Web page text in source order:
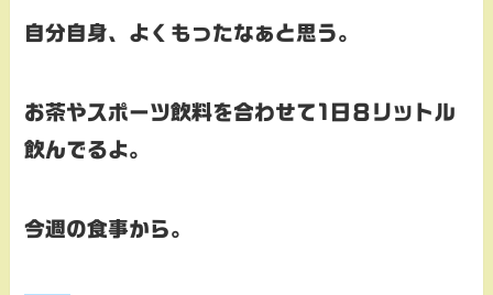
自分自身、よくもったなぁと思う。
お茶やスポーツ飲料を合わせて1日８リットル
飲んでるよ。
今週の食事から。